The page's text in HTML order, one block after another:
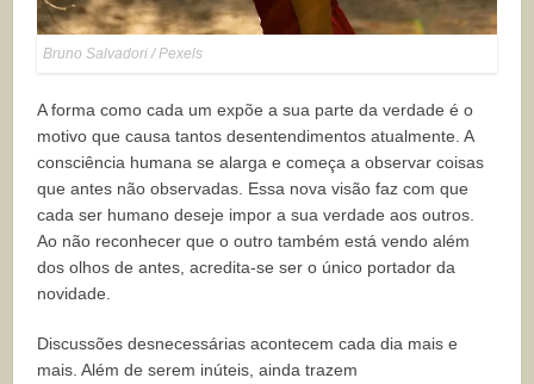
Bruno Salvadori / Pexels
A forma como cada um expõe a sua parte da verdade é o
motivo que causa tantos desentendimentos atualmente. A
consciência humana se alarga e começa a observar coisas
que antes não observadas. Essa nova visão faz com que
cada ser humano deseje impor a sua verdade aos outros.
Ao não reconhecer que o outro também está vendo além
dos olhos de antes, acredita-se ser o único portador da
novidade.
Discussões desnecessárias acontecem cada dia mais e
mais. Além de serem inúteis, ainda trazem